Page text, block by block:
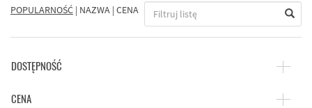
POPULARNOŚĆ | NAZWA | CENA
DOSTĘPNOŚĆ
CENA